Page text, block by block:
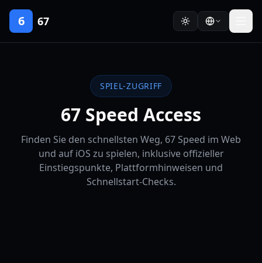
6 67
SPIEL-ZUGRIFF
67 Speed Access
Finden Sie den schnellsten Weg, 67 Speed im Web
und auf iOS zu spielen, inklusive offizieller
Einstiegspunkte, Plattformhinweisen und
Schnellstart-Checks.